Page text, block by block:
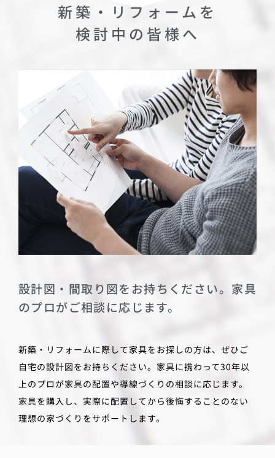
新築・リフォームを
検討中の皆様へ
設計図・間取り図をお持ちください。 家具
のプロがご相談に応じます。
新築・リフォームに際して家具をお探しの方は、ぜひご
自宅の設計図をお持ちください。家具に携わって30年以
上のプロが家具の配置や導線づくりの相談に応じます。
家具を購入し、実際に配置してから後悔することのない
理想の家づくりをサポートします。